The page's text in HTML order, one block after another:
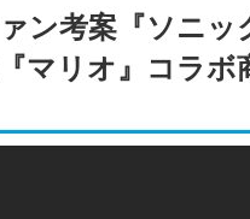
ン考案『ソニ
マリオ』コラ